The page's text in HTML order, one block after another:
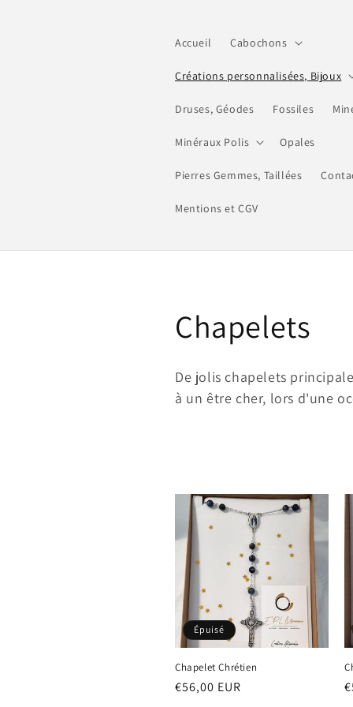
Accueil Cabochons
Créations personnalisées, Bijoux
Druses, Géodes Fossiles
Minéraux Polis Opales
Pierres Gemmes, Taillées
Mentions et CGV
C
o
l
e
c
t
i
o
n
Chapelets
De jolis chapelets
à un être cher, lors d'une
Épuisé
Chapelet Chrétien
Prix
€56,00 EUR